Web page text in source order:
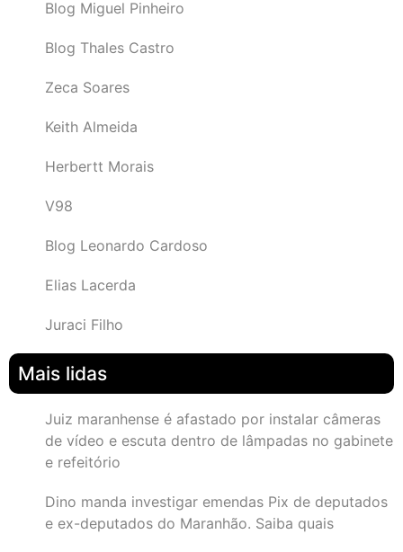
Blog Miguel Pinheiro
Blog Thales Castro
Zeca Soares
Keith Almeida
Herbertt Morais
V98
Blog Leonardo Cardoso
Elias Lacerda
Juraci Filho
Mais lidas
Juiz maranhense é afastado por instalar câmeras
de vídeo e escuta dentro de lâmpadas no gabinete
e refeitório
Dino manda investigar emendas Pix de deputados
e ex-deputados do Maranhão. Saiba quais